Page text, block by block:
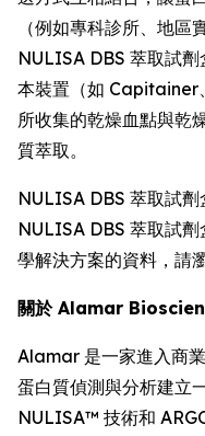
（例如專科診所、地區
NULISA DBS 萃取試
本裝置（如 Capitainer
所收集的乾燥血點與乾
質萃取。
NULISA DBS 萃取試
NULISA DBS 萃取試
學解決方案的資料，請
關於 Alamar
Alamar 是一家進入商
蛋白質偵測與分析建立
NULISA™ 技術和